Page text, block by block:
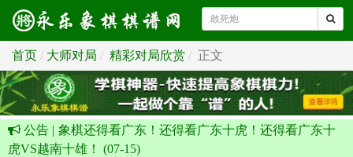
首页 大师对局 精彩对局欣赏 正文
公告 | 象棋还得看广东！还得看广东十虎！还得看广东十
虎VS越南十雄！ (07-15)